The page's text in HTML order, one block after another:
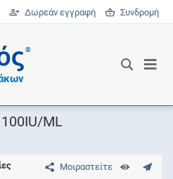
Δωρεάν εγγραφή Συνδρομή
®
100IU/ML
Μοιραστείτε